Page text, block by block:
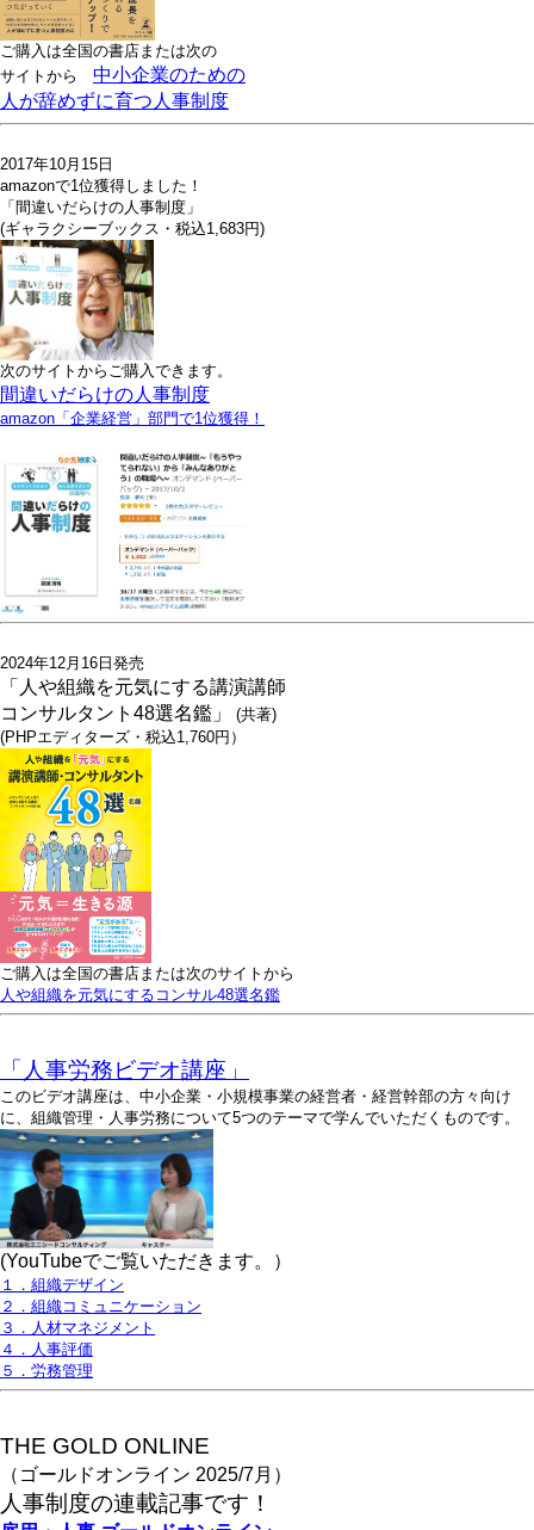
ご購入は全国の書店または次の
サイトから 中小企業のための
人が辞めずに育つ人事制度
2017年10月15日
amazonで1位獲得しました！
「間違いだらけの人事制度」
(ギャラクシーブックス・税込1,683円)
次のサイトからご購入できます。
間違いだらけの人事制度
amazon「企業経営」部門で1位獲得！
2024年12月16日発売
「人や組織を元気にする講演講師
コンサルタント48選名鑑」 (共著)
(PHPエディターズ・税込1,760円）
ご購入は全国の書店または次のサイトから
人や組織を元気にするコンサル48選名鑑
「人事労務ビデオ講座」
このビデオ講座は、中小企業・小規模事業の経営者・経営幹部の方々向け
に、組織管理・人事労務について5つのテーマで学んでいただくものです。
(YouTubeでご覧いただきます。）
１．組織デザイン
２．組織コミュニケーション
３．人材マネジメント
４．人事評価
５．労務管理
THE GOLD ONLINE
（ゴールドオンライン 2025/7月）
人事制度の連載記事です！